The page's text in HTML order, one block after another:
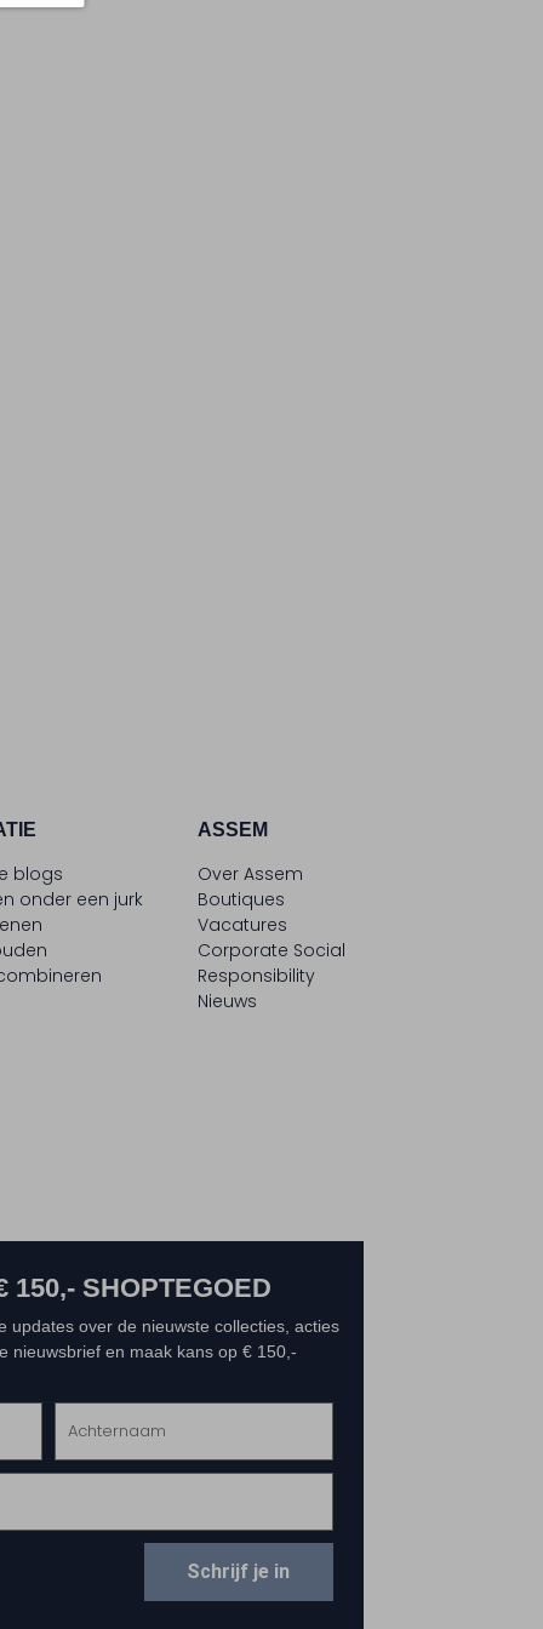
blogs
onder een jurk
ASSEM
Over Assem
Boutiques
Vacatures
Corporate Social
Responsibility
Nieuws
150,- SHOPTEGOED
updates over de nieuwste collecties, acties
nieuwsbrief en maak kans op € 150,-
Schrijf je in